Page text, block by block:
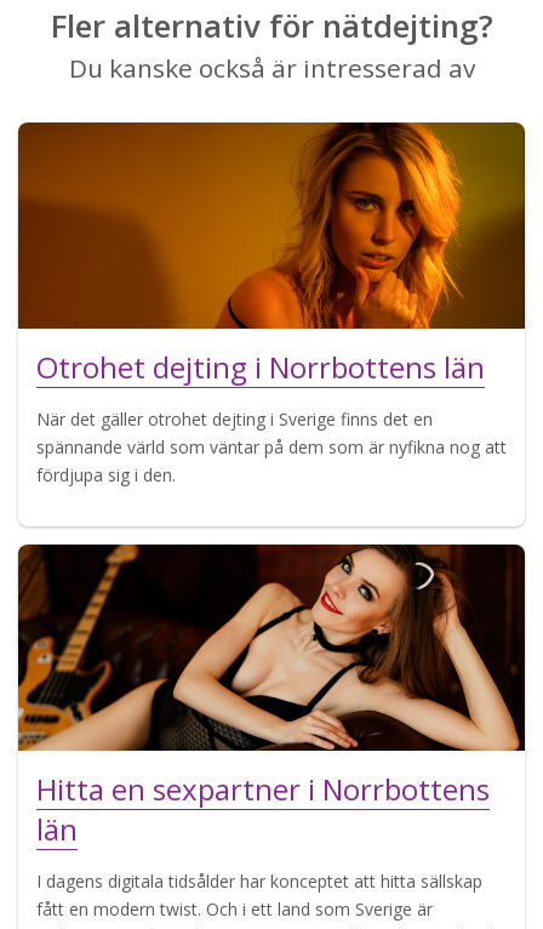
Fler alternativ för nätdejting?
Du kanske också är intresserad av
Otrohet dejting i Norrbottens län
När det gäller otrohet dejting i Sverige finns det en
spännande värld som väntar på dem som är nyfikna nog att
fördjupa sig i den.
Hitta en sexpartner i Norrbottens
län
I dagens digitala tidsålder har konceptet att hitta sällskap
fått en modern twist. Och i ett land som Sverige är